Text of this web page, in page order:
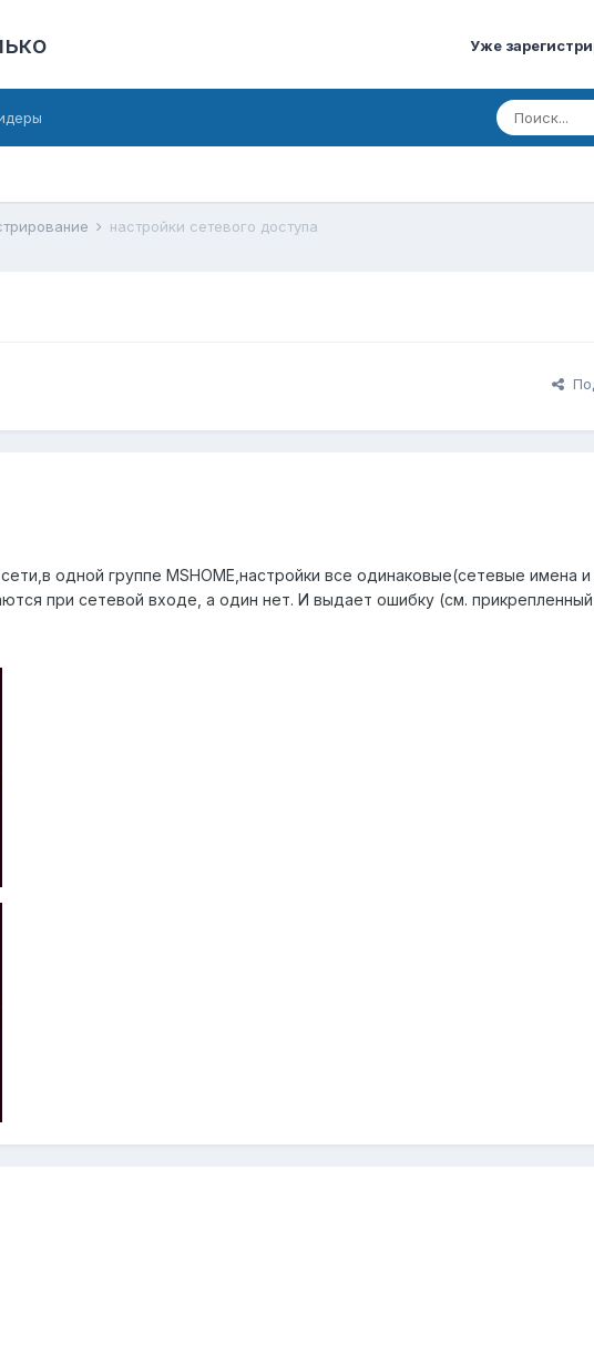
Уже
настройки сетевого доступа
одной группе MSHOME,настройки все одинаковые(сетевые имена
при сетевой входе, а один нет. И выдает ошибку (см.